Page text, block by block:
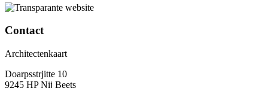
Contact
Architectenkaart
Doarpsstrjitte 10
9245 HP Nij Beets